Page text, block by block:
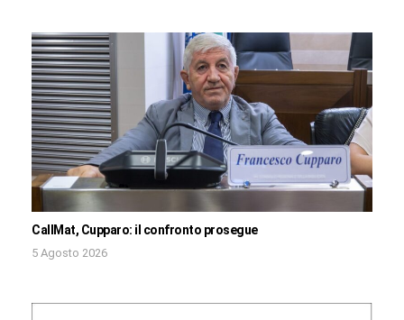
CallMat, Cupparo: il confronto prosegue
5 Agosto 2026